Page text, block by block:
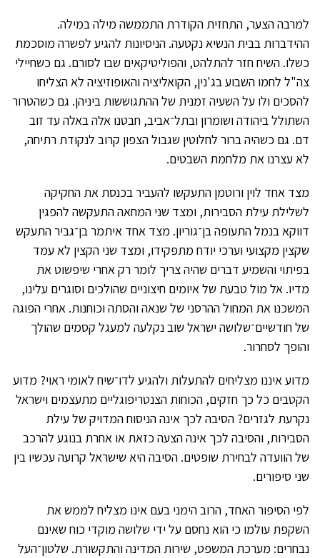
למרבה הצער, התחזית הקודרת התממשה מילה במילה.
ההידברות בבית הנשיא נקטעה. הניסיונות להגיע לפשרה מוסכמת
כשלו. השיח חזר להתלהט, והפוליטיקאים שבו לסורם. גם כשחיילי
צה"ל לחמו השבוע בג'נין, הקואליציה והאופוזיציה לא הצליחו
להסכים ולו על השעיה זמנית של ההתגוששות ביניהן. גם כשהטרור
השתולל ביהודה ושומרון ובתל־אביב, חבטנו אלה באלה עד זוב
דם. גם כשהיה ברור לחלוטין שגבול הצפון קרוב לנקודת רתיחה,
לא עצרנו את מלחמת השבטים.
מצד אחד לוין ורוטמן התעקשו להעביר בכנסת את החקיקה
לשלילת עילת הסבירות, ומצד שני המחאה התעקשה להפגין
דווקא בנמל התעופה בן־גוריון. מצד אחד איתמר בן־גביר התעקש
שקצין מקצועי וערכי יודח מתפקידו, ומצד שני הקצין לא עמד
בפיתוי והשמיע דברים שהיה צריך לומר רק אחרי שיפשוט את
מדיו. אל מול טבעת של איומים חיצוניים שהולכים וסוגרים עלינו,
המשכנו את המחול ההרסני של שנאה והסתה וכוחנות. אחרי הפוגה
של חודשיים־שלושה ישראל שוב נקלעה למעגל קסמים שהולך
והופך לסחרור.
מדוע איננו מצליחים להתעלות ולהגיע לדו־שיח לאומי ראוי? מדוע
הקטבים כל כך חזקים, הכוחות הצנטריפוגליים מתעצמים וישראל
נקרעת לגזרים? הסיבה לכך אינה הניסוח המדויק של עילת
הסבירות, והסיבה לכך אינה הצעה כזאת או אחרת בנוגע להרכב
של הוועדה לבחירת שופטים. הסיבה היא שישראל קרועה עכשיו בין
שני סיפורים.
לפי הסיפור האחד, הרוב הימני בעם אינו מצליח לממש את
השקפת עולמו כי הוא נחסם על ידי שלושה מוקדי כוח שאינם
נבחרים: מערכת המשפט, שירות המדינה והתקשורת. שלטון־העל